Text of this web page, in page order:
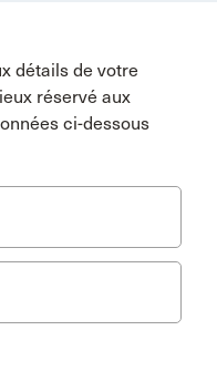
détails de votre
réservé aux
ci-dessous